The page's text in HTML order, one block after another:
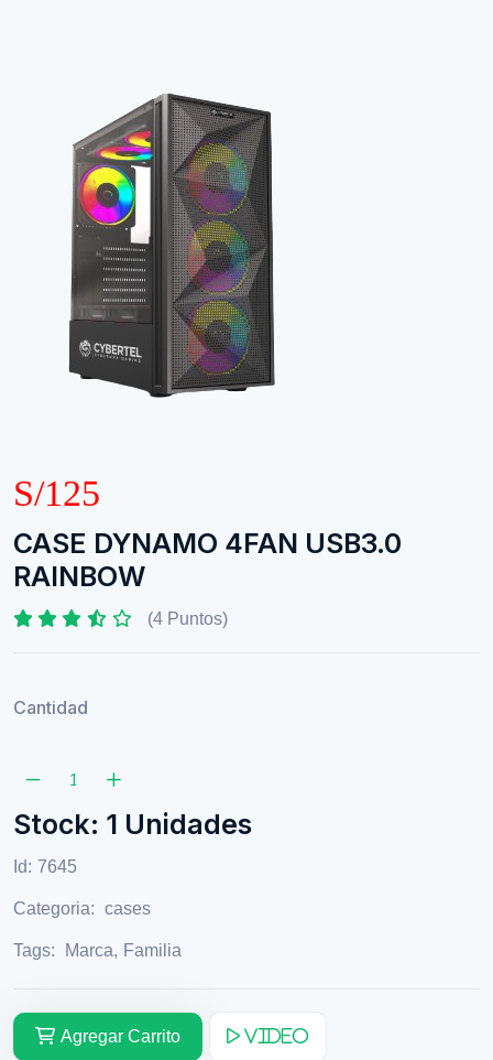
S/125
CASE DYNAMO 4FAN USB3.0
RAINBOW
(4 Puntos)
Cantidad
Stock: 1 Unidades
Id: 7645
Categoria: cases
Tags: Marca, Familia
Agregar Carrito Video